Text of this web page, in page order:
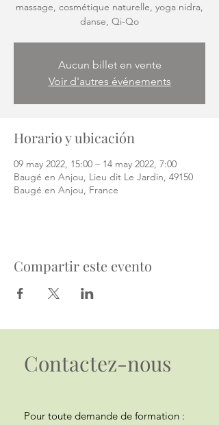
massage, cosmétique naturelle, yoga nidra,
danse, Qi-Qo
Aucun billet en vente
Voir d'autres événements
Horario y ubicación
09 may 2022, 15:00 – 14 may 2022, 7:00
Baugé en Anjou, Lieu dit Le Jardin, 49150
Baugé en Anjou, France
Compartir este evento
Contactez-nous
Pour toute demande de formation :